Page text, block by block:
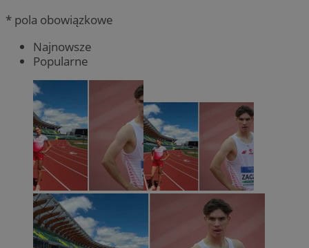
* pola obowiązkowe
Najnowsze
Popularne